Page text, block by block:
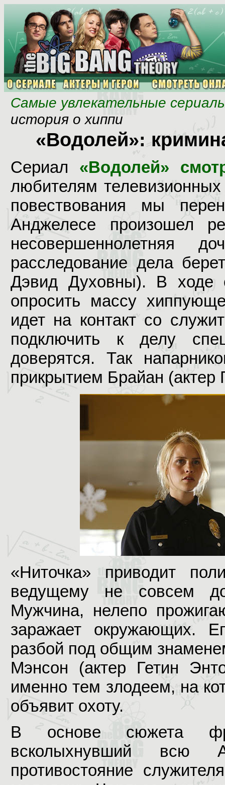
Самые увлекательные
история о хиппи
«Водолей»:
Сериал
«Водолей»
любителям
повествования мы
Анджелесе произошел
несовершеннолетняя
расследование дела
Дэвид Духовны). В ходе
опросить массу
идет на контакт со
подключить к делу
доверятся. Так
прикрытием Брайан (актер
«Ниточка» приводит
ведущему не совсем
Мужчина, нелепо
заражает окружающих.
разбой под общим
Мэнсон (актер Гетин
именно тем злодеем, на
объявит охоту.
В основе сюжета
всколыхнувший
противостояние